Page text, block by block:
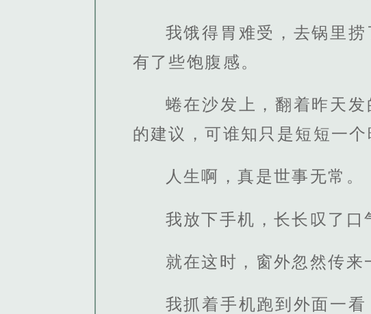
我饿得胃难受，去锅里
有了些饱腹感。
蜷在沙发上，翻着昨天
的建议，可谁知只是短短一个
人生啊，真是世事无常。
我放下手机，长长叹了口
就在这时，窗外忽然传来
我抓着手机跑到外面一